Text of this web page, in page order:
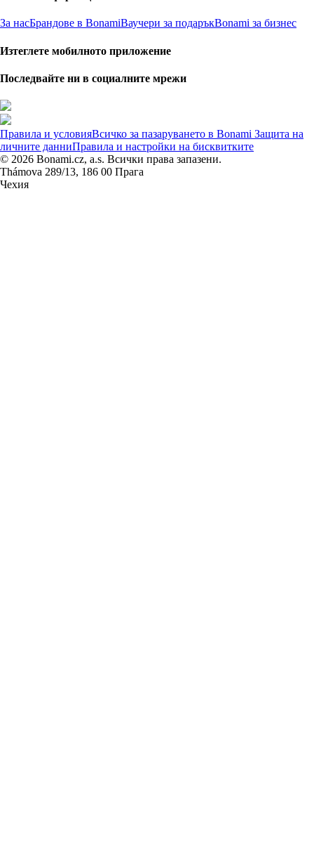
За насБрандове в BonamiВаучери за подаръкBonami за бизнес
Изтеглете мобилното приложение
Последвайте ни в социалните мрежи
Правила и условияВсичко за пазаруването в Bonami Защита на
личните данниПравила и настройки на бисквитките
© 2026 Bonami.cz, a.s. Всички права запазени.
Thámova 289/13, 186 00 Прага
Чехия